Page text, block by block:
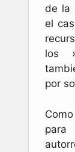
de la
el
los
por